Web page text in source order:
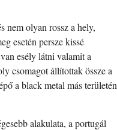
nem olyan rossz a hely,
esetén persze kissé
esély látni valamit a
csomagot állítottak össze a
a black metal más területén
alakulata, a portugál